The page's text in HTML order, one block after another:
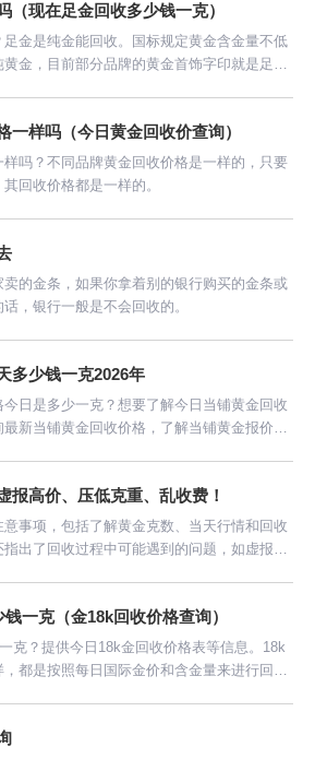
（现在足金回收多少钱一克）
金是纯金能回收。国标规定黄金含金量不低
金，目前部分品牌的黄金首饰字印就是足
一样吗（今日黄金回收价查询）
吗？不同品牌黄金回收价格是一样的，只要
回收价格都是一样的。
卖的金条，如果你拿着别的银行购买的金条或
，银行一般是不会回收的。
多少钱一克2026年
日是多少一克？想要了解今日当铺黄金回收
新当铺黄金回收价格，了解当铺黄金报价，
报高价、压低克重、乱收费！
事项，包括了解黄金克数、当天行情和回收
出了回收过程中可能遇到的问题，如虚报高
一克（金18k回收价格查询）
克？提供今日18k金回收价格表等信息。18k
都是按照每日国际金价和含金量来进行回收